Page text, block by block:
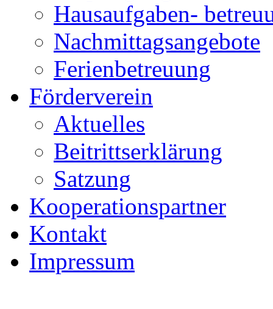
Hausaufgaben-
Nachmittagsangebote
Ferienbetreuung
Förderverein
Aktuelles
Beitrittserklärung
Satzung
Kooperationspartner
Kontakt
Impressum